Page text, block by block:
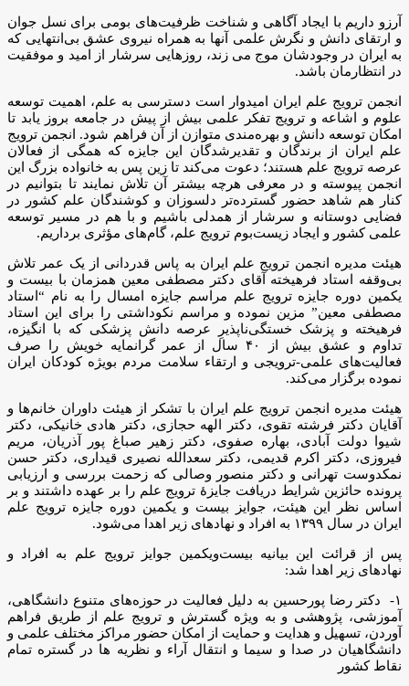
آرزو داریم با ایجاد آگاهی و شناخت ظرفیت‌های بومی برای نسل جوان
و ارتقای دانش و نگرش علمی آنها به همراه نیروی عشق بی‌انتهایی که
به ایران در وجودشان موج می زند، روزهایی سرشار از امید و موفقیت
در انتظارمان باشد.
انجمن ترویج علم ایران امیدوار است دسترسی به علم، اهمیت توسعه
علوم و اشاعه و ترویج تفکر علمی بیش از پیش در جامعه بروز یابد تا
امکان توسعه دانش و بهره‌مندی متوازن از آن فراهم شود. انجمن ترویج
علم ایران از برندگان و تقدیرشدگان این جایزه که همگی از فعالان
عرصه ترویج علم هستند؛ دعوت می‌کند تا زین پس به خانواده بزرگ این
انجمن پیوسته و در معرفی هرچه بیشتر آن تلاش نمایند تا بتوانیم در
کنار هم شاهد حضور گسترده‌تر دلسوزان و کوشندگان علم کشور در
فضایی دوستانه و سرشار از همدلی باشیم و با هم در مسیر توسعه
علمی کشور و ایجاد زیست‌بوم ترویج علم، گام‌های مؤثری برداریم.
هیئت مدیره انجمن ترویج علم ایران به پاس قدردانی از یک عمر تلاش
بی‌وقفه استاد فرهیخته آقای دکتر مصطفی معین همزمان با بیست و
یکمین دوره جایزه ترویج علم مراسم جایزه امسال را به نام “استاد
مصطفی معین” مزین نموده و مراسم نکوداشتی را برای این استاد
فرهیخته و پزشک خستگی‌ناپذیرِ عرصه‌ دانش پزشکی که با انگیزه،
تداوم و عشق بیش از ۴۰ سال از عمر گرانمایه خویش را صرف
فعالیت‌های علمی-ترویجی و ارتقاء سلامت مردم بویژه کودکان ایران
نموده برگزار می‌کند.
هیئت‌ مدیره انجمن ترویج علم ایران با تشکر از هیئت ‌داوران خانم‌ها و
آقایان دکتر فرشته تقوی، دکتر الهه حجازی، دکتر هادی خانیکی، دکتر
شیوا دولت آبادی، بهاره صفوی، دکتر زهیر صباغ پور آذریان، مریم
فیروزی، دکتر اکرم قدیمی، دکتر سعدالله نصیری قیداری، دکتر حسن
نمکدوست تهرانی و دکتر منصور وصالی که زحمت بررسی و ارزیابی
پرونده حائزین شرایط دریافت جایزۀ ترویج علم را بر عهده داشتند و بر
اساس نظر این هیئت، جوایز بیست و یکمین دوره جایزه ترویج علم
ایران در سال ۱۳۹۹ به افراد و نهادهای زیر اهدا می‌شود.
پس از قرائت این بیانیه بیست‌ویکمین جوایز ترویج علم به افراد و
نهادهای زیر اهدا شد:
۱- دکتر رضا پورحسین به دلیل فعالیت در حوزه‌­های متنوع دانشگاهی،
آموزشی، پژوهشی و به ویژه گسترش و ترویج علم از طریق فراهم
آوردن، تسهیل و هدایت و حمایت از امکان حضور مراکز مختلف علمی و
دانشگاهیان در صدا و سیما و انتقال آراء و نظریه ها در گستره تمام
نقاط کشور